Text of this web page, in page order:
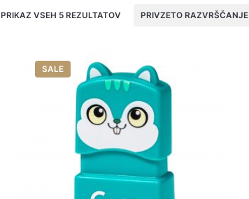
PRIKAZ VSEH 5 REZULTATOV PRIVZETO RAZVRŠČANJE
SALE